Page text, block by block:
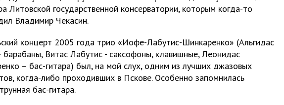
Литовской государственной консерватории, которым когда-то
Владимир Чекасин.
концерт 2005 года трио «Иофе-Лабутис-Шинкаренко» (Альгидас
Витас Лабутис - саксофоны, клавишные, Леонидас
– бас-гитара) был, на мой слух, одним из лучших джазовых
когда-либо проходивших в Пскове. Особенно запомнилась
бас-гитара.